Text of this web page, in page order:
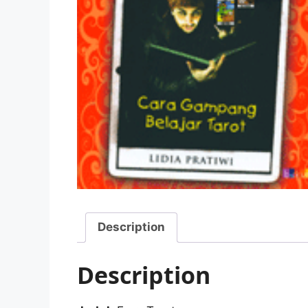
Description
Description